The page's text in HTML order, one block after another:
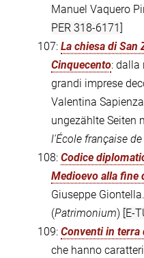
Manuel Vaquero
PER 318-6171]
107: La chiesa di San
Cinquecento: dalla
grandi imprese
Valentina
ungezählte Seiten
l'École française
108: Codice
Medioevo alla fine
Giuseppe
(Patrimonium) [E-
109: Conventi in terra
che hanno